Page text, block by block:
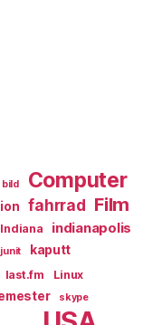
bild Computer
fahrrad Film
Indiana indianapolis
junit kaputt
last.fm Linux
skype